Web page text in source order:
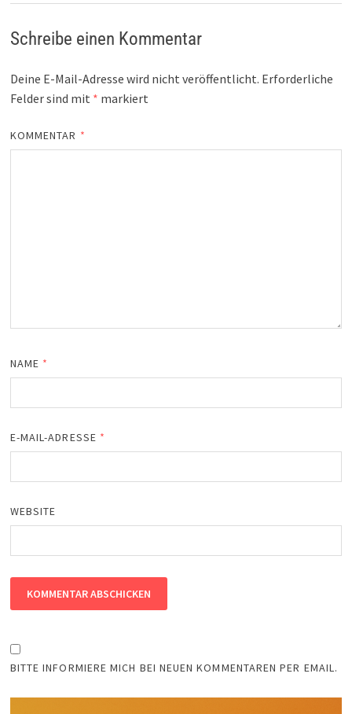
Schreibe einen Kommentar
Deine E-Mail-Adresse wird nicht veröffentlicht. Erforderliche
Felder sind mit * markiert
KOMMENTAR *
NAME *
E-MAIL-ADRESSE *
WEBSITE
BITTE INFORMIERE MICH BEI NEUEN KOMMENTAREN PER EMAIL.